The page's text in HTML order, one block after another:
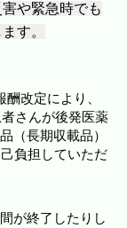
や緊急時でも
す。
改定により、
さんが後発医薬
（長期収載品）
負担していただ
が終了したりし